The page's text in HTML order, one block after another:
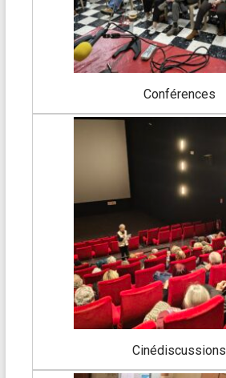
Conférences
Cinédiscussions